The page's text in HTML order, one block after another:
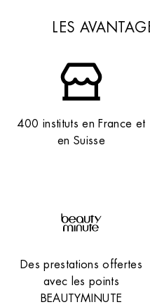
LES
400 instituts en France et
en Suisse
Des prestations offertes
avec les points
BEAUTYMINUTE